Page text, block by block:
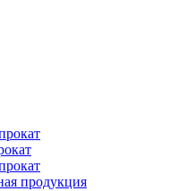
продукция